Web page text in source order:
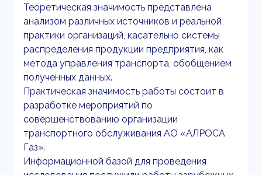
Теоретическая значимость представлена
анализом различных источников и реальной
практики организаций, касательно системы
распределения продукции предприятия, как
метода управления транспорта, обобщением
полученных данных.
Практическая значимость работы состоит в
разработке мероприятий по
совершенствованию организации
транспортного обслуживания АО «АЛРОСА
Газ».
Информационной базой для проведения